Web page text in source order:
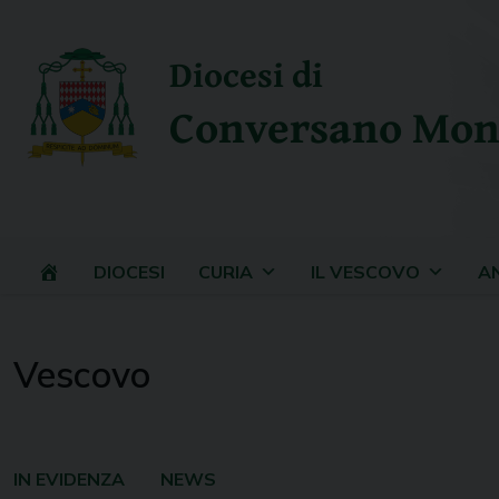
content
Diocesi di
Conversano
DIOCESI CURIA IL VESCOVO
Vescovo
IN EVIDENZA NEWS